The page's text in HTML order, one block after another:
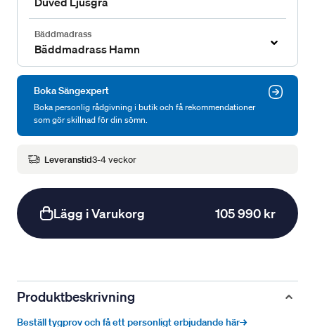
Bäddmadrass
Bäddmadrass Hamn
Boka Sängexpert
Boka personlig rådgivning i butik och få rekommendationer
som gör skillnad för din sömn.
Leveranstid3-4 veckor
Lägg i Varukorg 105 990 kr
Produktbeskrivning
Beställ tygprov och få ett personligt erbjudande här→